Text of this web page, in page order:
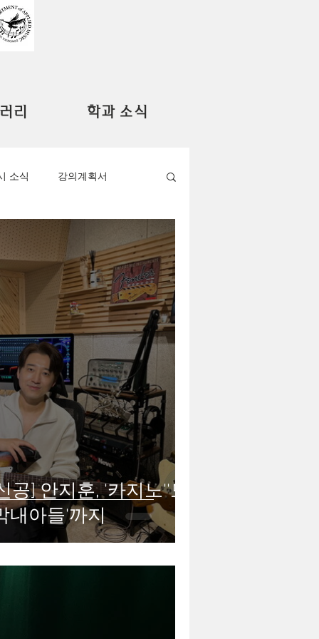
리 학과 소식
소식 강의계획서
] 안지훈, '카지노''모
내아들'까지